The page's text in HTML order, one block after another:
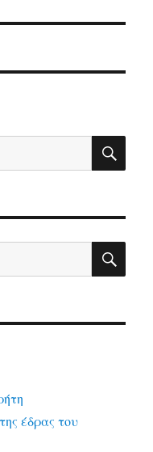
έδρας του